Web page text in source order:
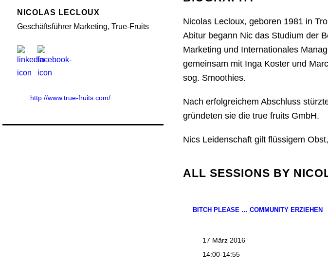
NICOLAS LECLOUX
Geschäftsführer Marketing, True-Fruits
http://www.true-fruits.com/
Nicolas Lecloux, geboren 1981 in
Abitur begann Nic das Studium der
Marketing und Internationales
gemeinsam mit Inga Koster und
sog. Smoothies.
Nach erfolgreichem Abschluss
gründeten sie die true fruits GmbH.
Nics Leidenschaft gilt flüssigem
ALL SESSIONS BY
BITCH PLEASE … COMMUNITY ERZIEHEN
17 März 2016
14:00-14:55